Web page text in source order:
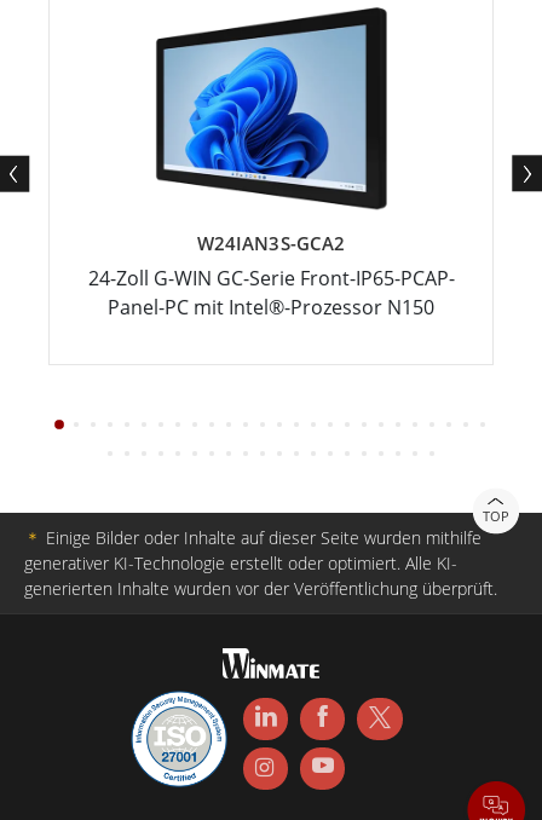
W24IAN3S-GCA2
24-Zoll G-WIN GC-Serie Front-IP65-PCAP-
Panel-PC mit Intel®-Prozessor N150
TOP
＊ Einige Bilder oder Inhalte auf dieser Seite wurden mithilfe
generativer KI-Technologie erstellt oder optimiert. Alle KI-
generierten Inhalte wurden vor der Veröffentlichung überprüft.